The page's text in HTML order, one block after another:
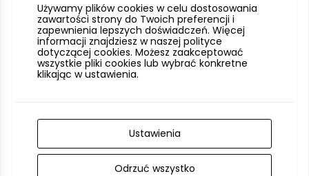
Używamy plików cookies w celu dostosowania
zawartości strony do Twoich preferencji i
zapewnienia lepszych doświadczeń. Więcej
informacji znajdziesz w naszej polityce
dotyczącej cookies. Możesz zaakceptować
wszystkie pliki cookies lub wybrać konkretne
klikając w ustawienia.
Ustawienia
Odrzuć wszystko